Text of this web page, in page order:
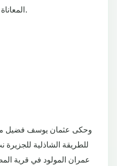
المعاناة في الحب والخلاص الروحي.
وحكى عثمان يوسف فضيل
للطريقة الشاذلية
عمران المولود في قرية